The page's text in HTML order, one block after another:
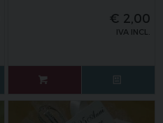
€ 2,00
IVA INCL.